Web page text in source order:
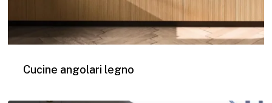
Cucine angolari legno